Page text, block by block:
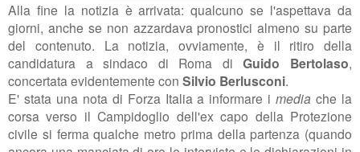
Alla fine la notizia è arrivata: qualcuno se l'aspettava da
giorni, anche se non azzardava pronostici almeno su parte
del contenuto. La notizia, ovviamente, è il ritiro della
candidatura a sindaco di Roma diGuido Bertolaso,
concertata evidentemente con Silvio Berlusconi.
E' stata una nota di Forza Italia a informare imediache la
corsa verso il Campidoglio dell'ex capo della Protezione
civile si ferma qualche metro prima della partenza (quando